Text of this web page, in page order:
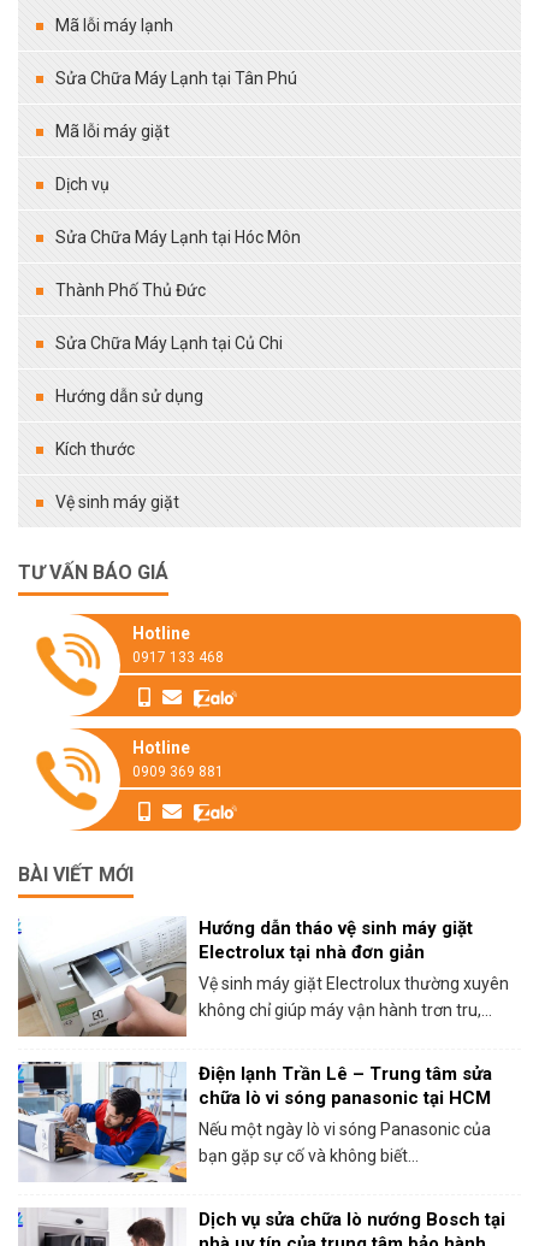
Mã lỗi máy lạnh
Sửa Chữa Máy Lạnh tại Tân Phú
Mã lỗi máy giặt
Dịch vụ
Sửa Chữa Máy Lạnh tại Hóc Môn
Thành Phố Thủ Đức
Sửa Chữa Máy Lạnh tại Củ Chi
Hướng dẫn sử dụng
Kích thước
Vệ sinh máy giặt
TƯ VẤN BÁO GIÁ
Hotline
0917 133 468
Hotline
0909 369 881
BÀI VIẾT MỚI
Hướng dẫn tháo vệ sinh máy giặt
Electrolux tại nhà đơn giản
Vệ sinh máy giặt Electrolux thường xuyên
không chỉ giúp máy vận hành trơn tru,...
Điện lạnh Trần Lê – Trung tâm sửa
chữa lò vi sóng panasonic tại HCM
Nếu một ngày lò vi sóng Panasonic của
bạn gặp sự cố và không biết...
Dịch vụ sửa chữa lò nướng Bosch tại